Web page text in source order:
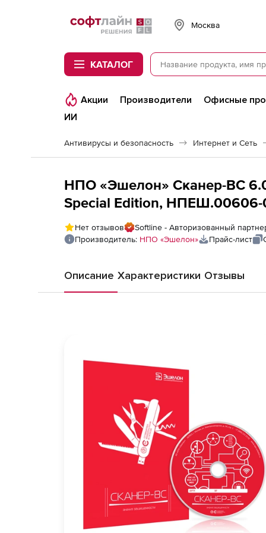
Softline
Москва
КАТАЛОГ
Акции Производители
Офисные
ИИ
Антивирусы и безопасность Интернет и Сеть
НПО «Эшелон» Сканер-ВС
Special Edition, НПЕШ.00606-01, Лицензия
на 32 IP адреса
Нет отзывов
Softline - Авторизованный
Производитель: НПО «Эшелон» Прайс-лист
Описание Характеристики Отзывы